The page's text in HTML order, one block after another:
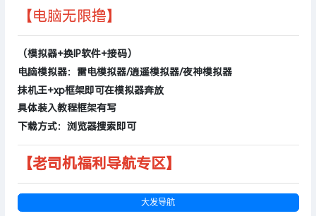
【电脑无限撸】
（模拟器+换IP软件+接码）
电脑模拟器：雷电模拟器/逍遥模拟器/夜神模拟器
抹机王+xp框架即可在模拟器奔放
具体装入教程框架有写
下载方式：浏览器搜索即可
【老司机福利导航专区】
大发导航